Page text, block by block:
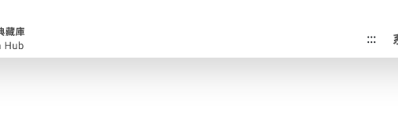
院-研究成果典藏庫 :::